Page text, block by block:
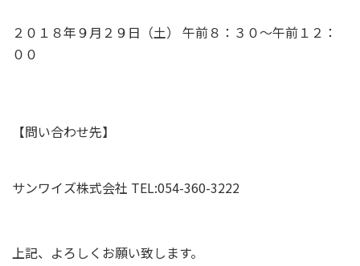
２０１８年９月２９日（土） 午前８：３０～午前１２：
００
【問い合わせ先】
サンワイズ株式会社 TEL:054-360-3222
上記、よろしくお願い致します。